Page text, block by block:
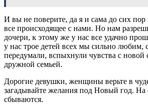
И вы не поверите, да я и сама до сих пор
все происходящее с нами. Но нам
дочери, к этому же у нас все удачно
у нас трое детей всех мы сильно любим,
передумали, вспыхнули чувства с
дружной семьей.
Дорогие девушки, женщины верьте в
загадывайте желания под Новый год. На
сбываются.